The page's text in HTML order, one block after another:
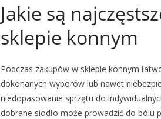
Jakie są
sklepie konnym
Podczas zakupów w sklepie konnym
dokonanych wyborów lub nawet
niedopasowanie sprzętu do
dobrane siodło może prowadzić do bólu